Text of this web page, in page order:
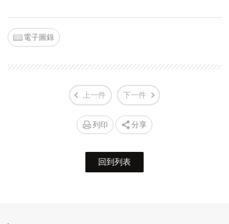
電子圖錄
上一件 下一件
列印 分享
回到列表